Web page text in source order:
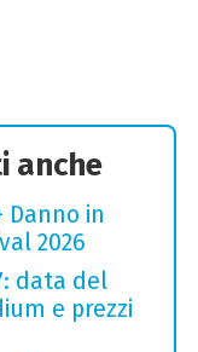
anche
Danno in
2026
data del
e prezzi